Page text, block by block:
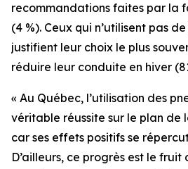
recommandations faites par la
(4 %). Ceux qui n’utilisent pas
justifient leur choix le plus
réduire leur conduite en hiver
« Au Québec, l’utilisation des
véritable réussite sur le plan de
car ses effets positifs se
D’ailleurs, ce progrès est le